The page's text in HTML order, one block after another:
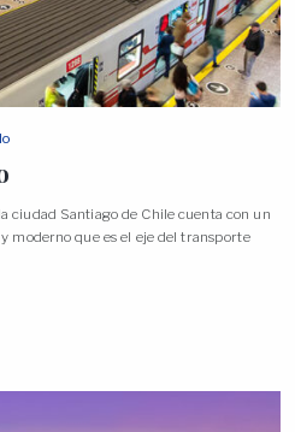
ciudad Santiago de Chile cuenta con un
moderno que es el eje del transporte